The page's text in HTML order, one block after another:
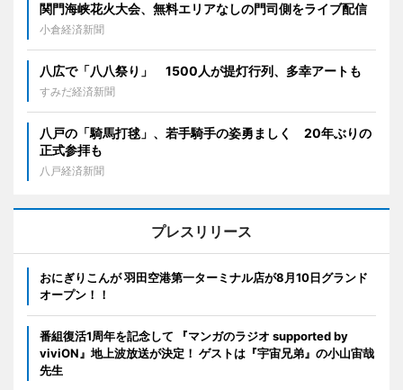
関門海峡花火大会、無料エリアなしの門司側をライブ配信
小倉経済新聞
八広で「八八祭り」 1500人が提灯行列、多幸アートも
すみだ経済新聞
八戸の「騎馬打毬」、若手騎手の姿勇ましく 20年ぶりの
正式参拝も
八戸経済新聞
プレスリリース
おにぎりこんが 羽田空港第一ターミナル店が8月10日グランド
オープン！！
番組復活1周年を記念して 『マンガのラジオ supported by
viviON』地上波放送が決定！ ゲストは『宇宙兄弟』の小山宙哉
先生